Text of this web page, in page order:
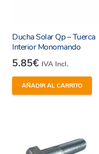
Ducha Solar Qp – Tuerca
Interior Monomando
5.85€ IVA Incl.
AÑADIR AL CARRITO